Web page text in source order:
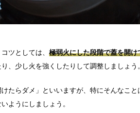
ツとしては、 極弱火にした段階で蓋を開け
、少し火を強くしたりして調整しましょう。
たらダメ」といいますが、特にそんなこ
ようにしましょう。